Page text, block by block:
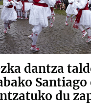
dantza
Santiago
du